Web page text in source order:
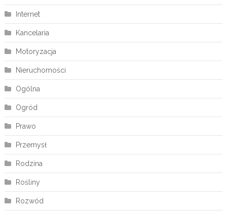
Internet
Kancelaria
Motoryzacja
Nieruchomości
Ogólna
Ogród
Prawo
Przemysł
Rodzina
Rośliny
Rozwód